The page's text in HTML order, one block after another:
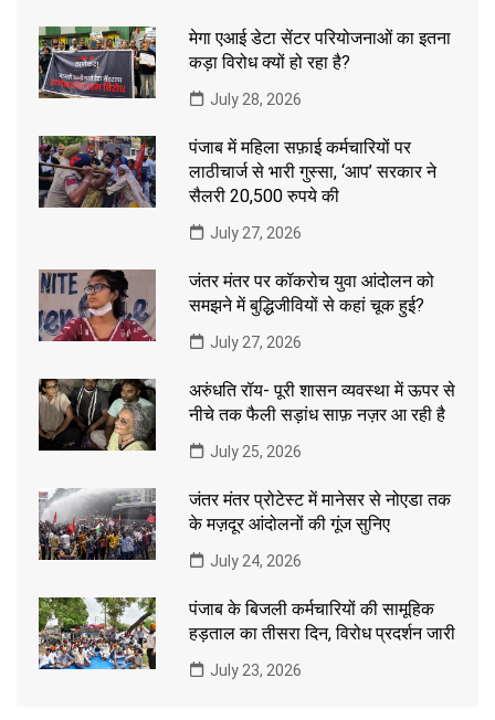
मेगा एआई डेटा सेंटर परियोजनाओं का इतना
कड़ा विरोध क्यों हो रहा है?
July 28, 2026
पंजाब में महिला सफ़ाई कर्मचारियों पर
लाठीचार्ज से भारी गुस्सा, ‘आप’ सरकार ने
सैलरी 20,500 रुपये की
July 27, 2026
जंतर मंतर पर कॉकरोच युवा आंदोलन को
समझने में बुद्धिजीवियों से कहां चूक हुई?
July 27, 2026
अरुंधति रॉय- पूरी शासन व्यवस्था में ऊपर से
नीचे तक फैली सड़ांध साफ़ नज़र आ रही है
July 25, 2026
जंतर मंतर प्रोटेस्ट में मानेसर से नोएडा तक
के मज़दूर आंदोलनों की गूंज सुनिए
July 24, 2026
पंजाब के बिजली कर्मचारियों की सामूहिक
हड़ताल का तीसरा दिन, विरोध प्रदर्शन जारी
July 23, 2026